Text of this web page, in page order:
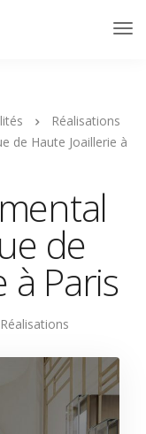
Réalisations
de Haute Joaillerie à
de
à Paris
Réalisations